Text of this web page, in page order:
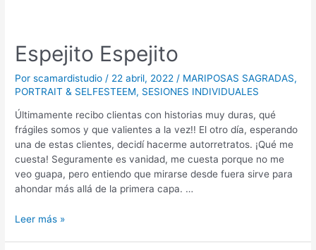
Espejito Espejito
Porscamardistudio / 22 abril, 2022 / MARIPOSAS SAGRADAS,
PORTRAIT & SELFESTEEM, SESIONES INDIVIDUALES
Últimamente recibo clientas con historias muy duras, qué
frágiles somos y que valientes a la vez!! El otro día, esperando
una de estas clientes, decidí hacerme autorretratos. ¡Qué me
cuesta! Seguramente es vanidad, me cuesta porque no me
veo guapa, pero entiendo que mirarse desde fuera sirve para
ahondar más allá de la primera capa. …
Leer más »